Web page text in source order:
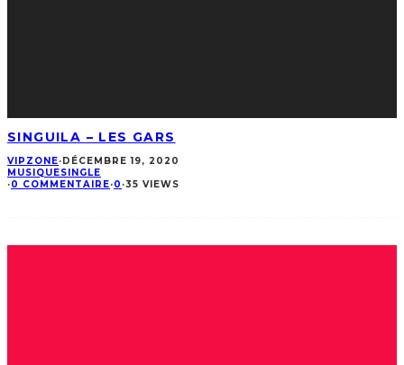
SINGUILA – LES GARS
VIPZONE· DÉCEMBRE 19, 2020
MUSIQUESINGLE
·0 COMMENTAIRE·0 ·35 VIEWS